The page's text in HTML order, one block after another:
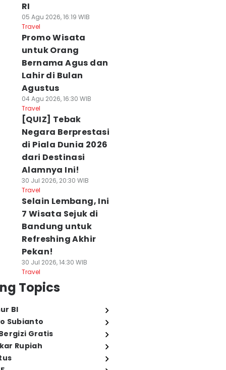
RI
05 Agu 2026, 16:19 WIB
Travel
Promo Wisata
untuk Orang
Bernama Agus dan
Lahir di Bulan
Agustus
04 Agu 2026, 16:30 WIB
Travel
[QUIZ] Tebak
Negara Berprestasi
di Piala Dunia 2026
dari Destinasi
Alamnya Ini!
30 Jul 2026, 20:30 WIB
Travel
Selain Lembang, Ini
7 Wisata Sejuk di
Bandung untuk
Refreshing Akhir
Pekan!
30 Jul 2026, 14:30 WIB
Travel
Topics
BI
Subianto
Gratis
Rupiah